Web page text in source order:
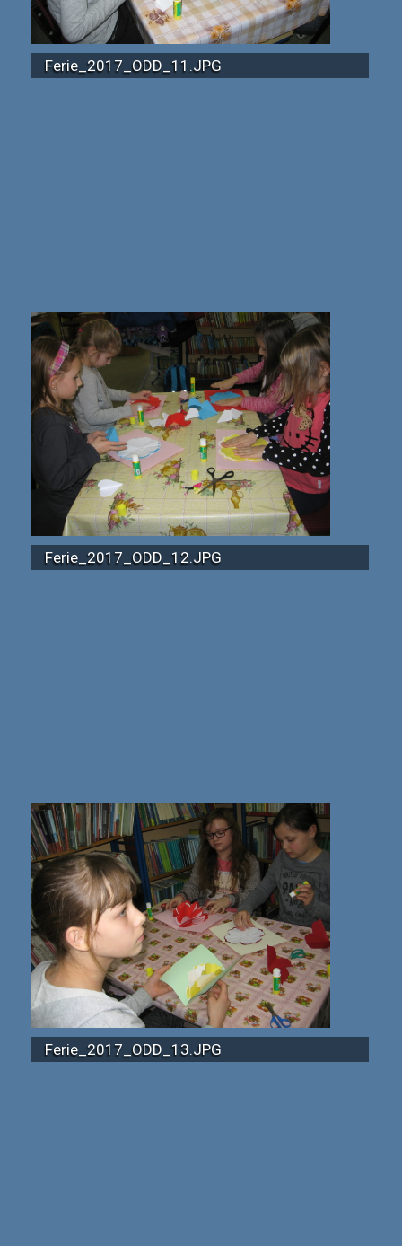
Ferie_2017_ODD_11.JPG
Ferie_2017_ODD_12.JPG
Ferie_2017_ODD_13.JPG